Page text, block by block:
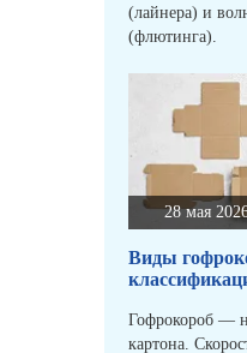
(лайнера) и
(флютинга).
28 мая
Виды
Гофрокороб —
картона.